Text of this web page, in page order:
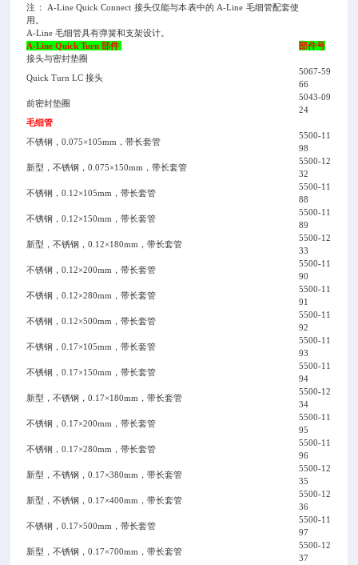
注： A-Line Quick Connect 接头仅能与本表中的 A-Line 毛细管配套使
用。
A-Line 毛细管具有弹簧和支架设计。
A-Line Quick Turn 部件
部件号
接头与密封垫圈
Quick Turn LC 接头
5067-59
66
前密封垫圈
5043-09
24
毛细管
不锈钢，0.075×105mm，带长套管
5500-11
98
新型，不锈钢，0.075×150mm，带长套管
5500-12
32
不锈钢，0.12×105mm，带长套管
5500-11
88
不锈钢，0.12×150mm，带长套管
5500-11
89
新型，不锈钢，0.12×180mm，带长套管
5500-12
33
不锈钢，0.12×200mm，带长套管
5500-11
90
不锈钢，0.12×280mm，带长套管
5500-11
91
不锈钢，0.12×500mm，带长套管
5500-11
92
不锈钢，0.17×105mm，带长套管
5500-11
93
不锈钢，0.17×150mm，带长套管
5500-11
94
新型，不锈钢，0.17×180mm，带长套管
5500-12
34
不锈钢，0.17×200mm，带长套管
5500-11
95
不锈钢，0.17×280mm，带长套管
5500-11
96
新型，不锈钢，0.17×380mm，带长套管
5500-12
35
新型，不锈钢，0.17×400mm，带长套管
5500-12
36
不锈钢，0.17×500mm，带长套管
5500-11
97
新型，不锈钢，0.17×700mm，带长套管
5500-12
37